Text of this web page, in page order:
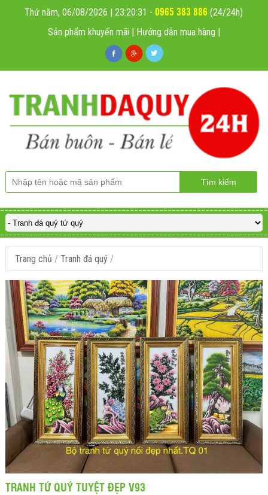
Thứ năm, 06/08/2026 | 23:20:32 - 0965 383 886(24/24h)
Sản phẩm khuyến mãi | Hướng dẫn mua hàng |
Trang chủ / Tranh đá quý/
TRANH TỨ QUÝ TUYỆT ĐẸP V93